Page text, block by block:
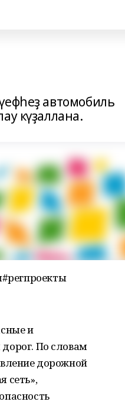
автомобиль
күҙаллана.
и
По словам
дорожной
сеть»,